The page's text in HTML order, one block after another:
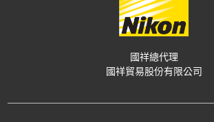
國祥總代理
國祥貿易股份有限公司